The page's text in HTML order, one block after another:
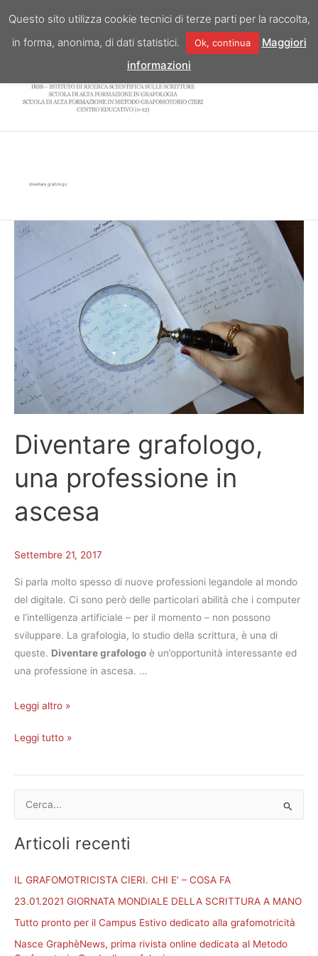
contenuto
diventare grafologo
Diventare grafologo,
una professione in
ascesa
Settembre 21, 2017
Si parla molto spesso di nuove professioni legandole al mondo
del digitale. Ci sono però delle particolari abilità che i computer
e l’intelligenza artificiale – per il momento – non possono
sviluppare. La grafologia, lo studio della scrittura, è una di
queste. Diventare grafologo è un’opportunità interessante ed
una professione in ascesa. …
Diventare
professione
Leggi altro »
Diventare
professione
Leggi tutto »
r
a
:
Articoli recenti
IL GRAFOMOTRICISTA CIERI. CHI E’ – COSA FA
23.01.2021 GIORNATA MONDIALE DELLA SCRITTURA A MANO
Tutto pronto per il Campus Estivo dedicato alla grafomotricità
Nasce GraphèNews, prima rivista online dedicata al Metodo
Questo sito utilizza cookie tecnici di terze parti per la raccolta,
in forma, anonima, di dati statistici.
Ok, continua
Maggiori
informazioni